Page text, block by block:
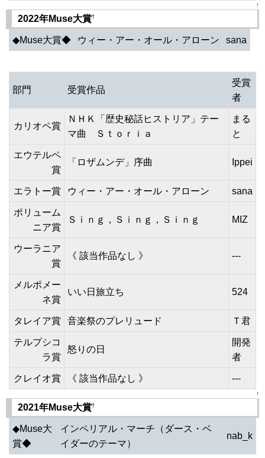
↑
2022年Muse大賞†
◆Muse大賞◆ ウィー・アー・オール・アローン sana
部門 受賞作品
受賞
者
カリオペ賞
ＮＨＫ「歴史秘話ヒストリア」テー
マ曲 Ｓｔｏｒｉａ
まる
と
エウテルペ
賞
「ロザムンデ」序曲 Ippei
エラトー賞 ウィー・アー・オール・アローン sana
ポリューム
ニア賞
Ｓｉｎｇ，Ｓｉｎｇ，Ｓｉｎｇ MIZ
ウーラニア
賞
《 該当作品なし 》 ---
メルポメー
ネ賞
いい日旅立ち 524
タレイア賞 音楽祭のプレリュード Ｔ君
テルプシコ
ラ賞
怒りの日
開発
者
クレイオ賞 《 該当作品なし 》 ---
↑
2021年Muse大賞†
◆Muse大
賞◆
インペリアル・マーチ（ダース・ベ
イダーのテーマ）
nab_k